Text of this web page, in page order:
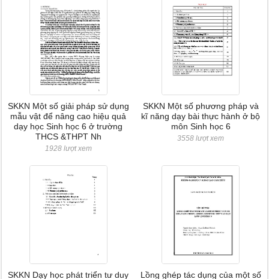
SKKN Một số giải pháp sử dụng
mẫu vật để nâng cao hiệu quả
dạy học Sinh học 6 ở trường
THCS &THPT Nh
1928 lượt xem
SKKN Một số phương pháp và
kĩ năng dạy bài thực hành ở bộ
môn Sinh học 6
3558 lượt xem
SKKN Dạy học phát triển tư duy Lồng ghép tác dụng của một số